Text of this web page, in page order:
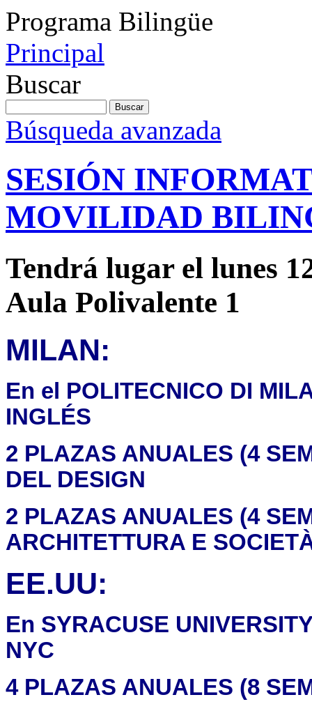
Programa Bilingüe
Principal
Buscar
Búsqueda avanzada
SESIÓN
MOVILIDAD
Tendrá lugar el lunes
Aula Polivalente 1
MILAN:
En el POLITECNICO DI
INGLÉS
2 PLAZAS ANUALES (4
DELDESIGN
2 PLAZAS ANUALES (4
ARCHITETTURA E
EE.UU:
En SYRACUSE
NYC
4 PLAZAS ANUALES (8